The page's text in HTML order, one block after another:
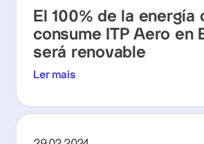
El 100% de la energía
consume ITP Aero en
será renovable
Ler mais